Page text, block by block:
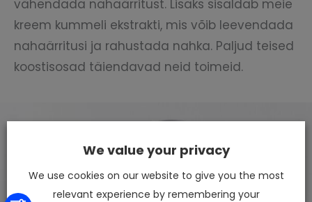
vähendada nahaärritust. Lisaks sisaldab meie
kreem kummeli ekstrakti, mis võib leevendada
nahaärritusi ja rahustada nahka. Paljud teised
koostisosad täiendavad neid toimeid.
We value your privacy
We use cookies on our website to give you the most
relevant experience by remembering your